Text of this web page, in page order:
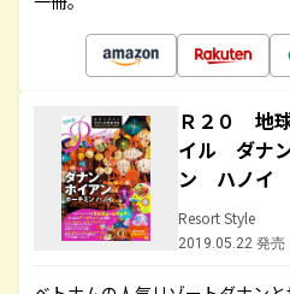
Ｒ２０ 地
イル ダナ
ン ハノイ
Resort Style
2019.05.22 発売